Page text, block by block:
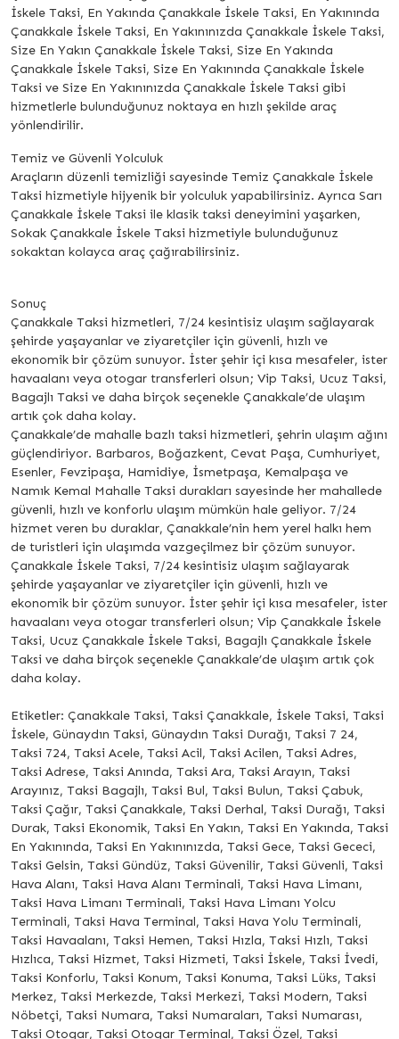
İskele Taksi, En Yakında Çanakkale İskele Taksi, En Yakınında
Çanakkale İskele Taksi, En Yakınınızda Çanakkale İskele Taksi,
Size En Yakın Çanakkale İskele Taksi, Size En Yakında
Çanakkale İskele Taksi, Size En Yakınında Çanakkale İskele
Taksi ve Size En Yakınınızda Çanakkale İskele Taksi gibi
hizmetlerle bulunduğunuz noktaya en hızlı şekilde araç
yönlendirilir.
Temiz ve Güvenli Yolculuk
Araçların düzenli temizliği sayesinde Temiz Çanakkale İskele
Taksi hizmetiyle hijyenik bir yolculuk yapabilirsiniz. Ayrıca Sarı
Çanakkale İskele Taksi ile klasik taksi deneyimini yaşarken,
Sokak Çanakkale İskele Taksi hizmetiyle bulunduğunuz
sokaktan kolayca araç çağırabilirsiniz.
Sonuç
Çanakkale Taksi hizmetleri, 7/24 kesintisiz ulaşım sağlayarak
şehirde yaşayanlar ve ziyaretçiler için güvenli, hızlı ve
ekonomik bir çözüm sunuyor. İster şehir içi kısa mesafeler, ister
havaalanı veya otogar transferleri olsun; Vip Taksi, Ucuz Taksi,
Bagajlı Taksi ve daha birçok seçenekle Çanakkale’de ulaşım
artık çok daha kolay.
Çanakkale’de mahalle bazlı taksi hizmetleri, şehrin ulaşım ağını
güçlendiriyor. Barbaros, Boğazkent, Cevat Paşa, Cumhuriyet,
Esenler, Fevzipaşa, Hamidiye, İsmetpaşa, Kemalpaşa ve
Namık Kemal Mahalle Taksi durakları sayesinde her mahallede
güvenli, hızlı ve konforlu ulaşım mümkün hale geliyor. 7/24
hizmet veren bu duraklar, Çanakkale’nin hem yerel halkı hem
de turistleri için ulaşımda vazgeçilmez bir çözüm sunuyor.
Çanakkale İskele Taksi, 7/24 kesintisiz ulaşım sağlayarak
şehirde yaşayanlar ve ziyaretçiler için güvenli, hızlı ve
ekonomik bir çözüm sunuyor. İster şehir içi kısa mesafeler, ister
havaalanı veya otogar transferleri olsun; Vip Çanakkale İskele
Taksi, Ucuz Çanakkale İskele Taksi, Bagajlı Çanakkale İskele
Taksi ve daha birçok seçenekle Çanakkale’de ulaşım artık çok
daha kolay.
Etiketler: Çanakkale Taksi, Taksi Çanakkale, İskele Taksi, Taksi
İskele, Günaydın Taksi, Günaydın Taksi Durağı, Taksi 7 24,
Taksi 724, Taksi Acele, Taksi Acil, Taksi Acilen, Taksi Adres,
Taksi Adrese, Taksi Anında, Taksi Ara, Taksi Arayın, Taksi
Arayınız, Taksi Bagajlı, Taksi Bul, Taksi Bulun, Taksi Çabuk,
Taksi Çağır, Taksi Çanakkale, Taksi Derhal, Taksi Durağı, Taksi
Durak, Taksi Ekonomik, Taksi En Yakın, Taksi En Yakında, Taksi
En Yakınında, Taksi En Yakınınızda, Taksi Gece, Taksi Gececi,
Taksi Gelsin, Taksi Gündüz, Taksi Güvenilir, Taksi Güvenli, Taksi
Hava Alanı, Taksi Hava Alanı Terminali, Taksi Hava Limanı,
Taksi Hava Limanı Terminali, Taksi Hava Limanı Yolcu
Terminali, Taksi Hava Terminal, Taksi Hava Yolu Terminali,
Taksi Havaalanı, Taksi Hemen, Taksi Hızla, Taksi Hızlı, Taksi
Hızlıca, Taksi Hizmet, Taksi Hizmeti, Taksi İskele, Taksi İvedi,
Taksi Konforlu, Taksi Konum, Taksi Konuma, Taksi Lüks, Taksi
Merkez, Taksi Merkezde, Taksi Merkezi, Taksi Modern, Taksi
Nöbetçi, Taksi Numara, Taksi Numaraları, Taksi Numarası,
Taksi Otogar, Taksi Otogar Terminal, Taksi Özel, Taksi